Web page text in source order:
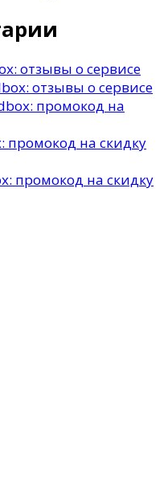
отзывы о сервисе
отзывы о сервисе
промокод на
промокод на скидку
промокод на скидку